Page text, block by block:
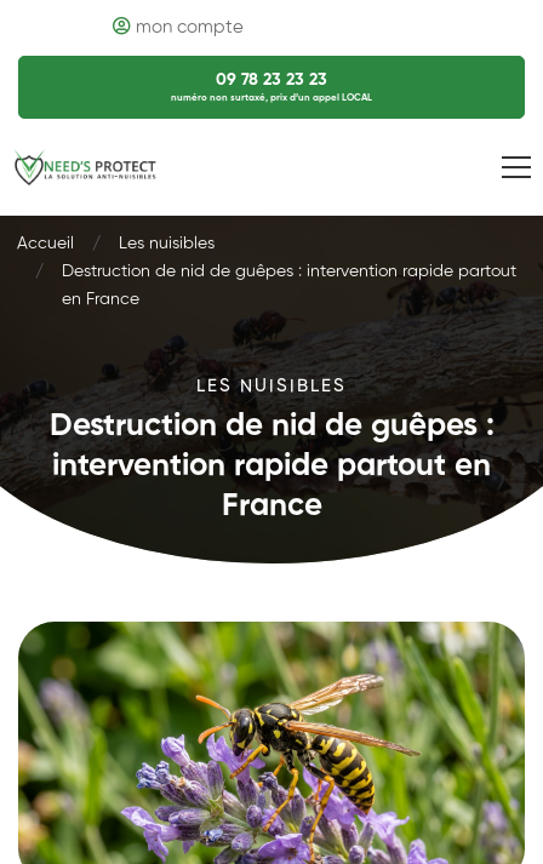
mon compte
09 78 23 23 23
numéro non surtaxé, prix d’un appel LOCAL
Accueil
Les nuisibles
Destruction de nid de guêpes : intervention rapide partout
en France
LES NUISIBLES
Destruction de nid de guêpes :
intervention rapide partout en
France